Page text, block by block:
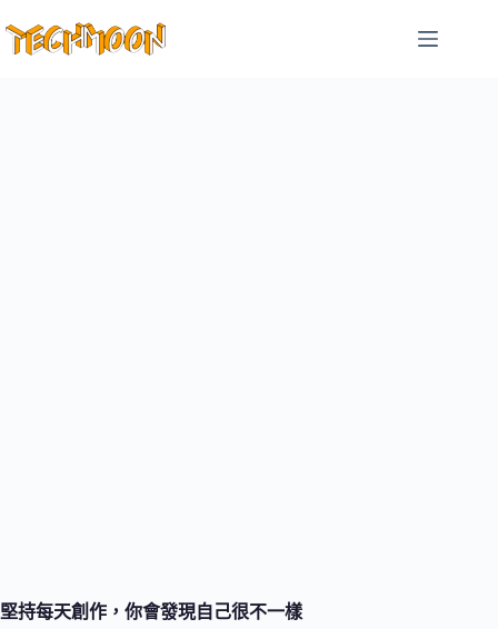
至
堅持每天創作，你會發現自己很不一樣